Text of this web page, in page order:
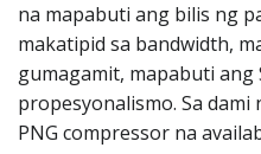
na mapabuti ang bilis ng
makatipid sa bandwidth,
gumagamit, mapabuti ang
propesyonalismo. Sa
PNG compressor na